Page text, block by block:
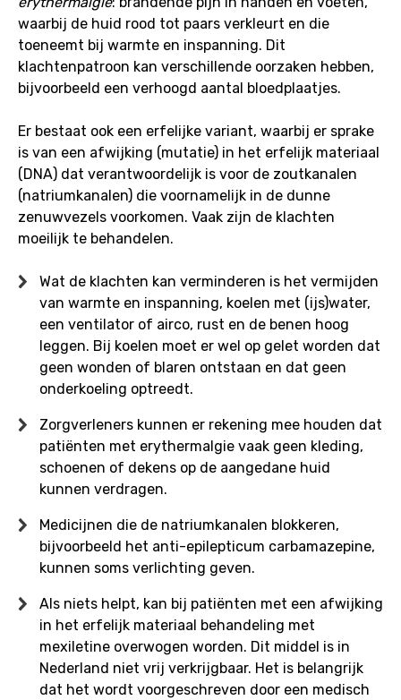
waarbij de huid rood tot paars verkleurt en die
toeneemt bij warmte en inspanning. Dit
klachtenpatroon kan verschillende oorzaken hebben,
bijvoorbeeld een verhoogd aantal bloedplaatjes.
Er bestaat ook een erfelijke variant, waarbij er sprake
is van een afwijking (mutatie) in het erfelijk materiaal
(DNA) dat verantwoordelijk is voor de zoutkanalen
(natriumkanalen) die voornamelijk in de dunne
zenuwvezels voorkomen. Vaak zijn de klachten
moeilijk te behandelen.
Wat de klachten kan verminderen is het vermijden
van warmte en inspanning, koelen met (ijs)water,
een ventilator of airco, rust en de benen hoog
leggen. Bij koelen moet er wel op gelet worden dat
geen wonden of blaren ontstaan en dat geen
onderkoeling optreedt.
Zorgverleners kunnen er rekening mee houden dat
patiënten met erythermalgie vaak geen kleding,
schoenen of dekens op de aangedane huid
kunnen verdragen.
Medicijnen die de natriumkanalen blokkeren,
bijvoorbeeld het anti-epilepticum carbamazepine,
kunnen soms verlichting geven.
Als niets helpt, kan bij patiënten met een afwijking
in het erfelijk materiaal behandeling met
mexiletine overwogen worden. Dit middel is in
Nederland niet vrij verkrijgbaar. Het is belangrijk
dat het wordt voorgeschreven door een medisch